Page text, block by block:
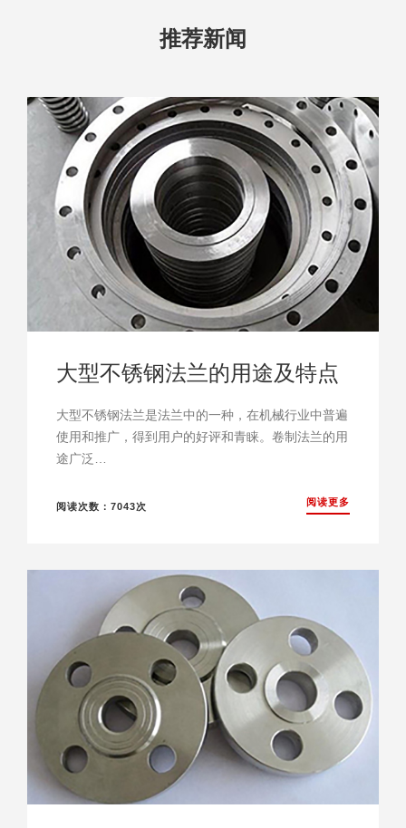
推荐新闻
大型不锈钢法兰的用途及特点
大型不锈钢法兰是法兰中的一种，在机械行业中普遍
使用和推广，得到用户的好评和青睐。卷制法兰的用
途广泛…
阅读次数：7043次 阅读更多